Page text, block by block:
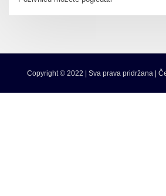
Copyright © 2022 | Sva prava pridržana |